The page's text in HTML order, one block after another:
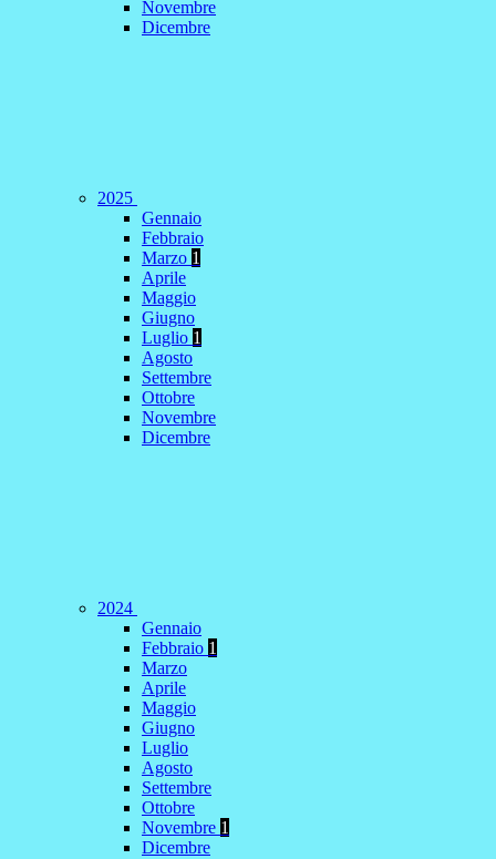
Novembre
Dicembre
2025
Gennaio
Febbraio
Marzo 1
Aprile
Maggio
Giugno
Luglio 1
Agosto
Settembre
Ottobre
Novembre
Dicembre
2024
Gennaio
Febbraio 1
Marzo
Aprile
Maggio
Giugno
Luglio
Agosto
Settembre
Ottobre
Novembre 1
Dicembre